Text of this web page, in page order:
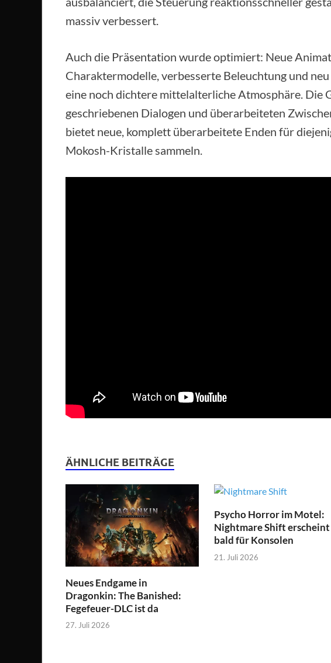
massiv verbessert.
Auch die Präsentation wurde optimiert: Neue
Charaktermodelle, verbesserte Beleuchtung und
eine noch dichtere mittelalterliche Atmosphäre. Die
geschriebenen Dialogen und überarbeiteten
bietet neue, komplett überarbeitete Enden für
Mokosh-Kristalle sammeln.
ÄHNLICHE BEITRÄGE
Neues Endgame in
Dragonkin: The Banished:
Fegefeuer-DLC ist da
27. Juli 2026
Psycho Horror im Motel:
Nightmare Shift erscheint
bald für Konsolen
21. Juli 2026